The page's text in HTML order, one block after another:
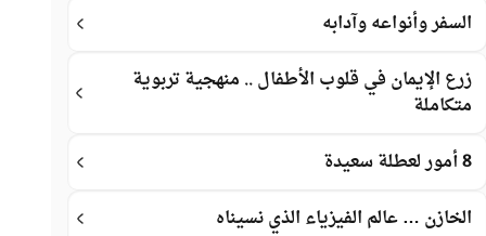
السفر وأنواعه وآدابه
زرع الإيمان في قلوب الأطفال .. منهجية تربوية
متكاملة
8 أمور لعطلة سعيدة
الخازن … عالم الفيزياء الذي نسيناه